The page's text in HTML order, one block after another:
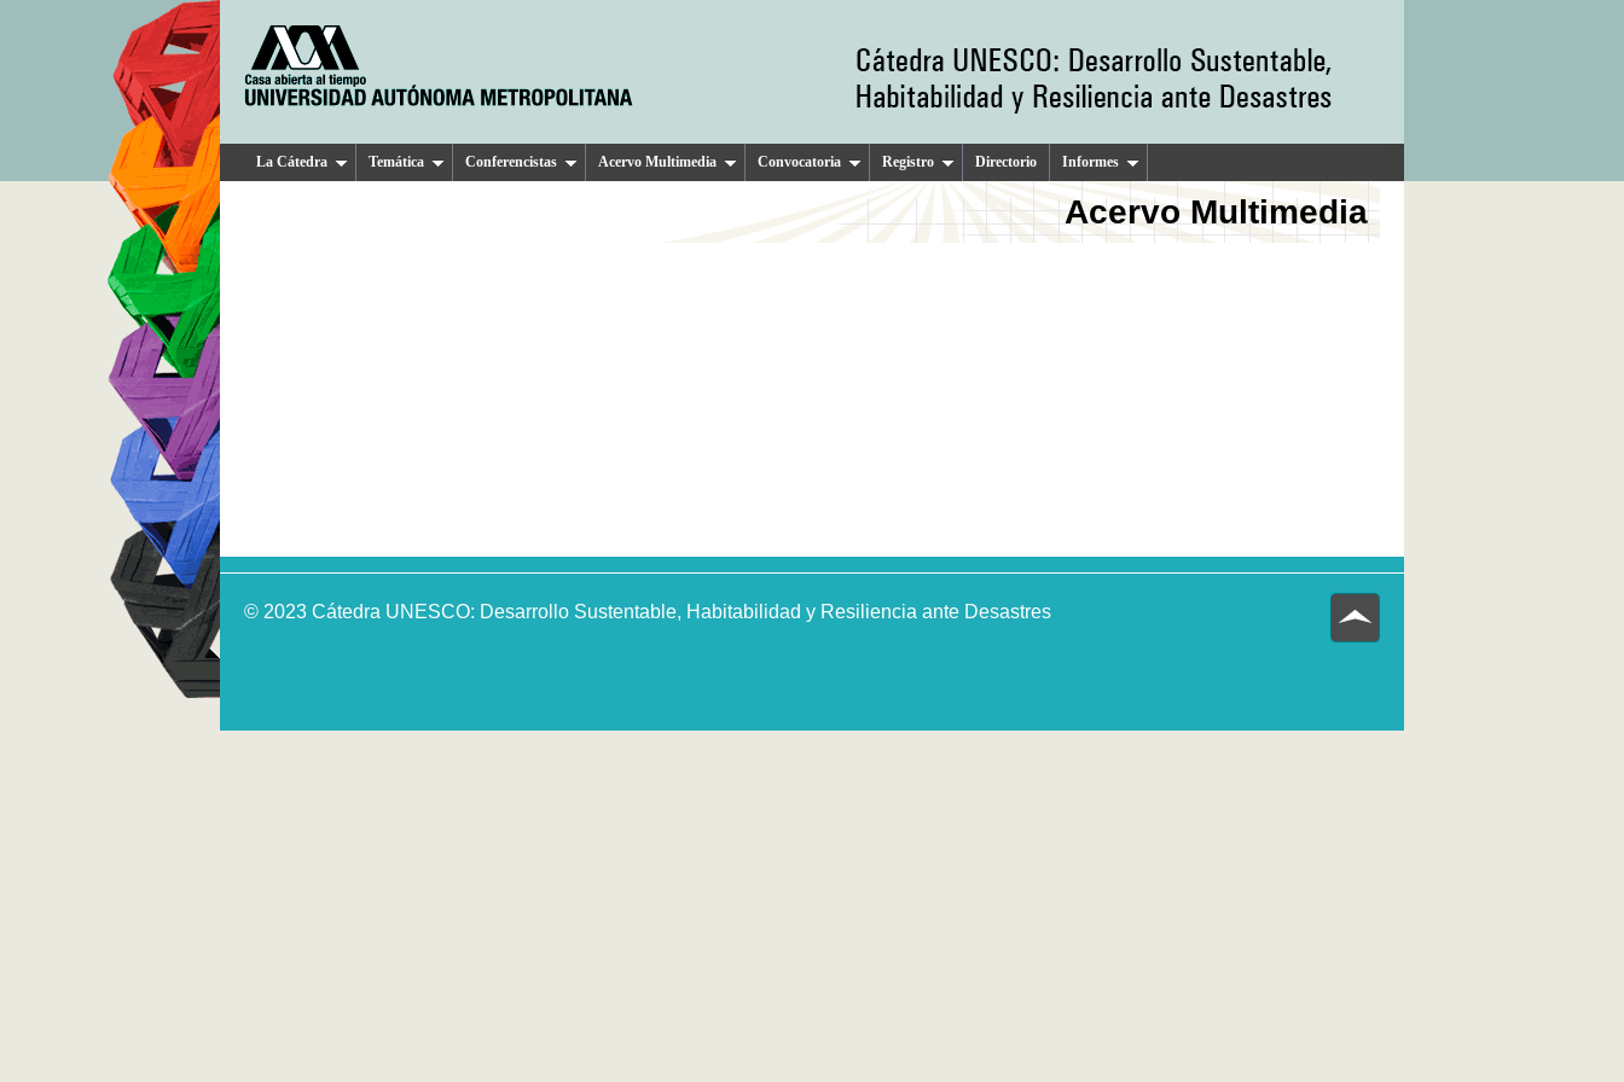
La Cátedra Temática Conferencistas Acervo Multimedia Convocatoria Registro Directorio Informes
Acervo Multimedia
© 2023 Cátedra UNESCO: Desarrollo Sustentable, Habitabilidad y Resiliencia ante Desastres